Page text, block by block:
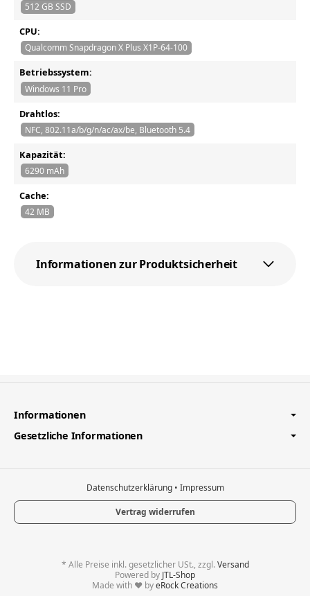
512 GB SSD
CPU:
Qualcomm Snapdragon X Plus X1P-64-100
Betriebssystem:
Windows 11 Pro
Drahtlos:
NFC, 802.11a/b/g/n/ac/ax/be, Bluetooth 5.4
Kapazität:
6290 mAh
Cache:
42 MB
Informationen zur Produktsicherheit
Informationen
Gesetzliche Informationen
Datenschutzerklärung • Impressum
Vertrag widerrufen
* Alle Preise inkl. gesetzlicher USt., zzgl.Versand
Powered by JTL-Shop
Made with ♥ byeRock Creations